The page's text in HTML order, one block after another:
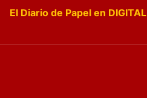
El Diario de Papel en DIGITAL